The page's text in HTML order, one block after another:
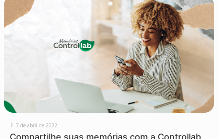
7 de abril de 2022
Compartilhe suas memórias com a Controllab